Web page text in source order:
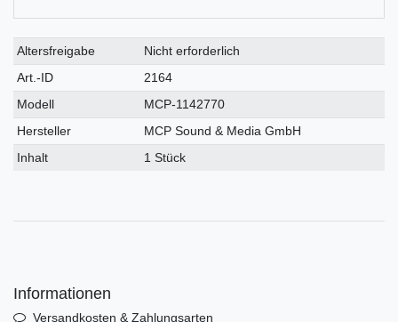
Technisches
Merkmal
Wert
Altersfreigabe
Nicht erforderlich
Art.-ID
2164
Modell
MCP-1142770
Hersteller
MCP Sound & Media GmbH
Inhalt
1 Stück
Informationen
Versandkosten & Zahlungsarten